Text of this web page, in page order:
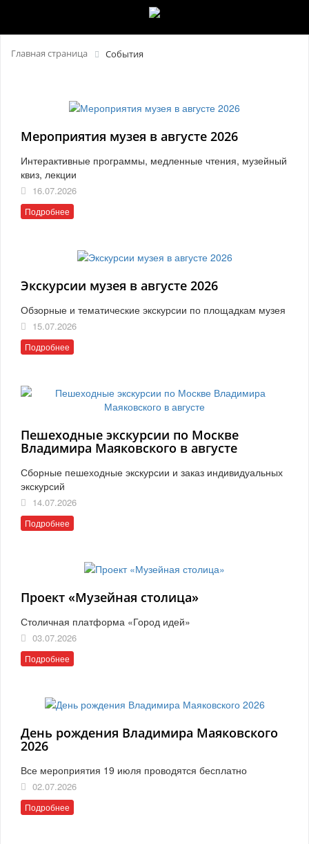
Главная страница События
Мероприятия музея в августе 2026
Интерактивные программы, медленные чтения, музейный
квиз, лекции
16.07.2026
Подробнее
Экскурсии музея в августе 2026
Обзорные и тематические экскурсии по площадкам музея
15.07.2026
Подробнее
Пешеходные экскурсии по Москве
Владимира Маяковского в августе
Сборные пешеходные экскурсии и заказ индивидуальных
экскурсий
14.07.2026
Подробнее
Проект «Музейная столица»
Столичная платформа «Город идей»
03.07.2026
Подробнее
День рождения Владимира Маяковского
2026
Все мероприятия 19 июля проводятся бесплатно
02.07.2026
Подробнее